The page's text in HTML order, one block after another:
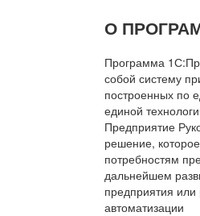
О
Программа
собой систему
построенных по
единой
Предприятие
решение,
потребностям
дальнейшем
предприятия
автоматизации